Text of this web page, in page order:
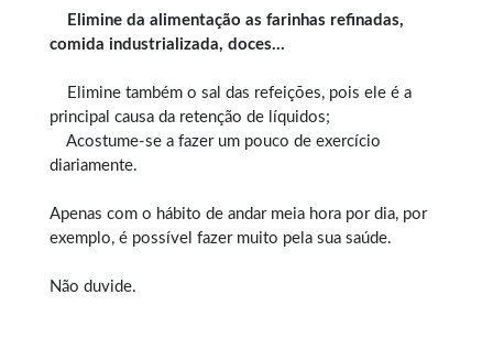
Elimine da alimentação as farinhas refinadas,
comida industrializada, doces…
Elimine também o sal das refeições, pois ele é a
principal causa da retenção de líquidos;
Acostume-se a fazer um pouco de exercício
diariamente.
Apenas com o hábito de andar meia hora por dia, por
exemplo, é possível fazer muito pela sua saúde.
Não duvide.